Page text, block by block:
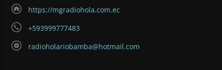
https://mgradiohola.com.ec
+593999777483
radioholariobamba@hotmail.com